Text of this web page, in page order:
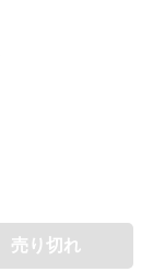
売り切れ